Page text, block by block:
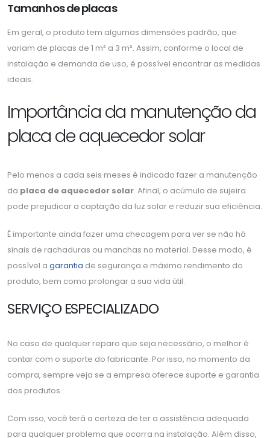
Tamanhos de placas
Em geral, o produto tem algumas dimensões padrão, que
variam de placas de 1 m² a 3 m². Assim, conforme o local de
instalação e demanda de uso, é possível encontrar as medidas
ideais.
Importância da manutenção da
placa de aquecedor solar
Pelo menos a cada seis meses é indicado fazer a manutenção
da placa de aquecedor solar. Afinal, o acúmulo de sujeira
pode prejudicar a captação da luz solar e reduzir sua eficiência.
É importante ainda fazer uma checagem para ver se não há
sinais de rachaduras ou manchas no material. Desse modo, é
possível a garantia de segurança e máximo rendimento do
produto, bem como prolongar a sua vida útil.
SERVIÇO ESPECIALIZADO
No caso de qualquer reparo que seja necessário, o melhor é
contar com o suporte do fabricante. Por isso, no momento da
compra, sempre veja se a empresa oferece suporte e garantia
dos produtos.
Com isso, você terá a certeza de ter a assistência adequada
para qualquer problema que ocorra na instalação. Além disso,